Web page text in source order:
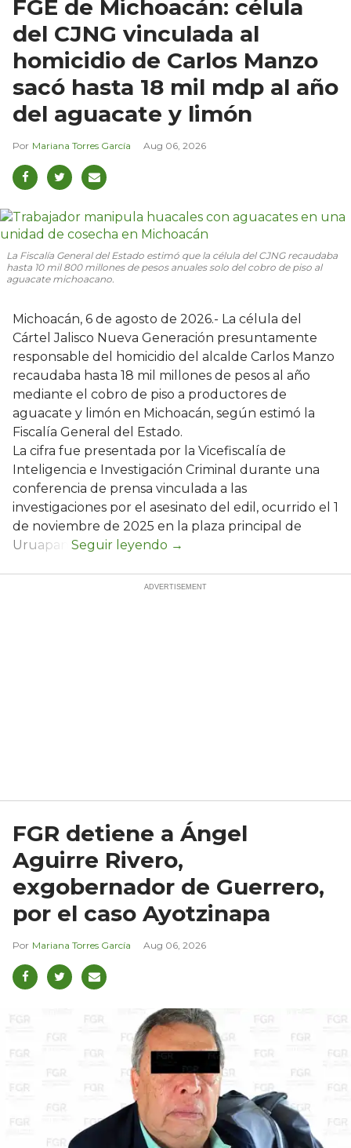
FGE de Michoacán: célula
del CJNG vinculada al
homicidio de Carlos Manzo
sacó hasta 18 mil mdp al año
del aguacate y limón
Mariana Torres García Aug 06, 2026
La Fiscalía General del Estado estimó que la célula del CJNG recaudaba
hasta 10 mil 800 millones de pesos anuales solo del cobro de piso al
aguacate michoacano.
Michoacán, 6 de agosto de 2026.- La célula del
Cártel Jalisco Nueva Generación presuntamente
responsable del homicidio del alcalde Carlos Manzo
recaudaba hasta 18 mil millones de pesos al año
mediante el cobro de piso a productores de
aguacate y limón en Michoacán, según estimó la
Fiscalía General del Estado.
La cifra fue presentada por la Vicefiscalía de
Inteligencia e Investigación Criminal durante una
conferencia de prensa vinculada a las
investigaciones por el asesinato del edil, ocurrido el 1
de noviembre de 2025 en la plaza principal de
Uruapan.
FGR detiene a Ángel
Aguirre Rivero,
exgobernador de Guerrero,
por el caso Ayotzinapa
Mariana Torres García Aug 06, 2026